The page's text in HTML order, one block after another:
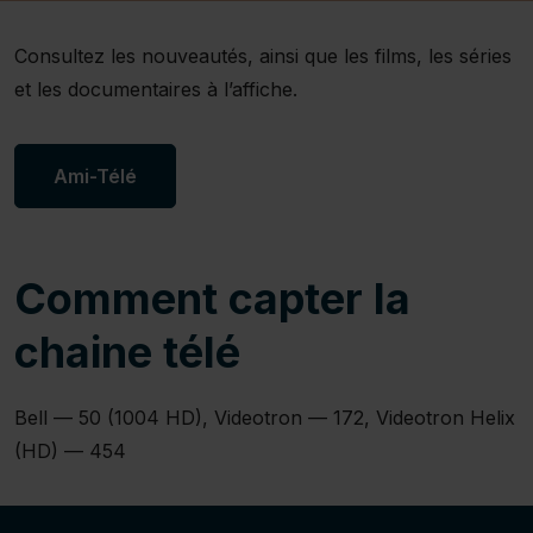
Consultez les nouveautés, ainsi que les films, les séries
et les documentaires à l’affiche.
Ami-Télé
Comment capter la
chaine télé
Bell — 50 (1004 HD), Videotron — 172, Videotron Helix
(HD) — 454